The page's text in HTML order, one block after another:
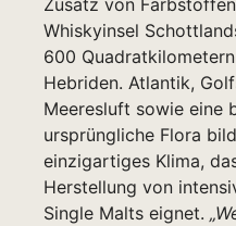
Whiskyinsel
600
Hebriden. Atlantik,
Meeresluft sowie eine
ursprüngliche Flora
einzigartiges Klima,
Herstellung von
Single Malts eignet.